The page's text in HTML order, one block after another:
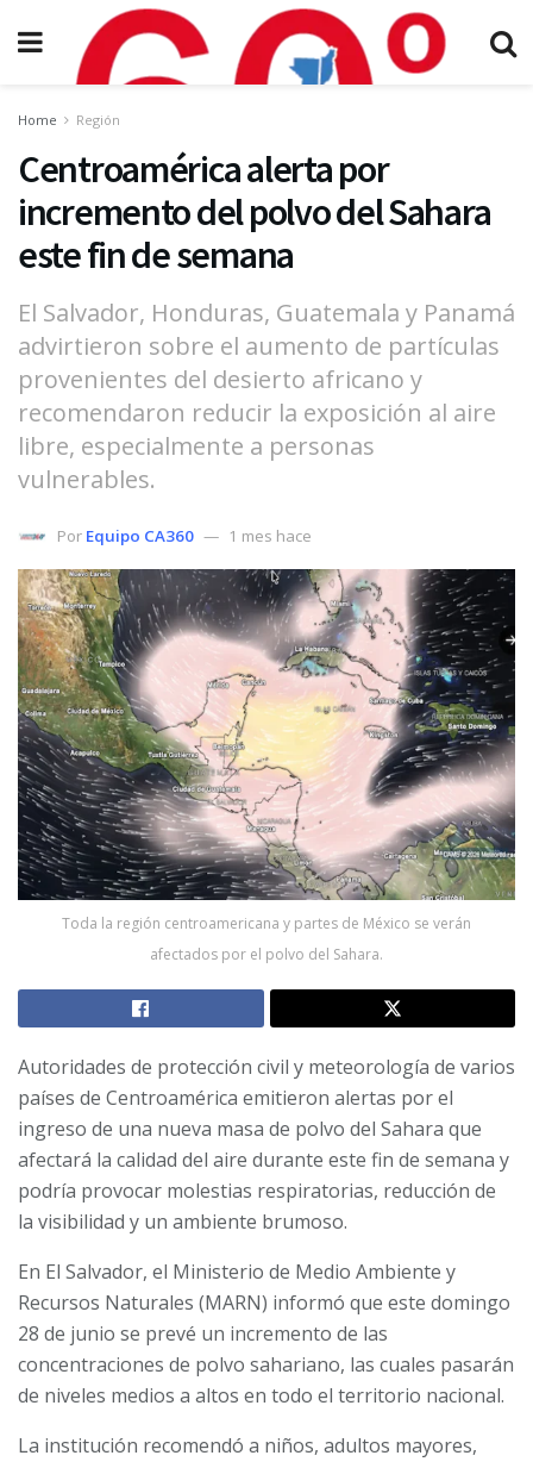
Home Región
Centroamérica alerta por
incremento del polvo del Sahara
este fin de semana
El Salvador, Honduras, Guatemala y Panamá
advirtieron sobre el aumento de partículas
provenientes del desierto africano y
recomendaron reducir la exposición al aire
libre, especialmente a personas
vulnerables.
Por Equipo CA360 1 mes hace
Toda la región centroamericana y partes de México se verán
afectados por el polvo del Sahara.
Autoridades de protección civil y meteorología de varios
países de Centroamérica emitieron alertas por el
ingreso de una nueva masa de polvo del Sahara que
afectará la calidad del aire durante este fin de semana y
podría provocar molestias respiratorias, reducción de
la visibilidad y un ambiente brumoso.
En El Salvador, el Ministerio de Medio Ambiente y
Recursos Naturales (MARN) informó que este domingo
28 de junio se prevé un incremento de las
concentraciones de polvo sahariano, las cuales pasarán
de niveles medios a altos en todo el territorio nacional.
La institución recomendó a niños, adultos mayores,